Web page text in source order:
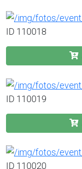
ID 110018
ID 110019
ID 110020